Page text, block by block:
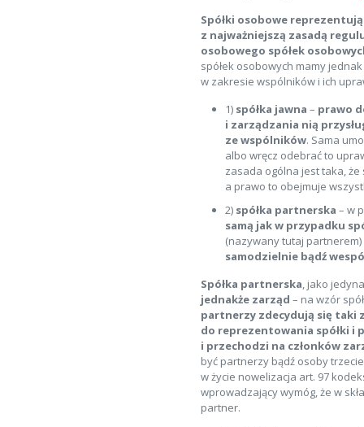
Spółki osobowe
z najważniejszą zasadą
osobowego spółek
spółek osobowych mamy
w zakresie wspólników i ich
1) spółka jawna – prawo
i zarządzania nią
ze wspólników. Sama
albo wręcz odebrać to
zasada ogólna jest taka,
a prawo to obejmuje
2) spółka partnerska – w
samą jak w przypadku
(nazywany tutaj partnerem)
samodzielnie bądź
Spółka partnerska, jako
jednakże zarząd – na wzór
partnerzy zdecydują się taki
do reprezentowania spółki i
i przechodzi na członków
być partnerzy bądź osoby
w życie nowelizacja art. 97
wprowadzający wymóg, że w
partner.